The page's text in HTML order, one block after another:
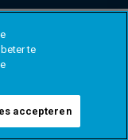
te
accepteren